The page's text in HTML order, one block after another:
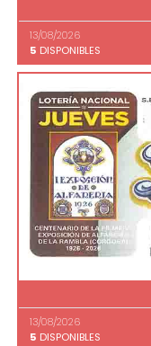
13/08/2026
5 DISPONIBLES
13/08/2026
5 DISPONIBLES